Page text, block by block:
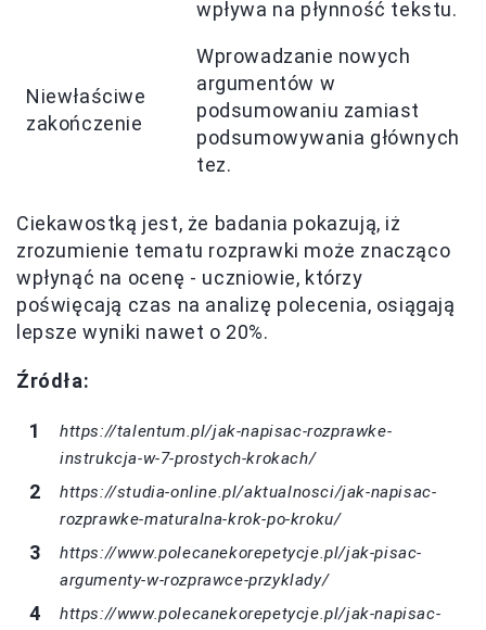
wpływa na płynność tekstu.
Niewłaściwe
zakończenie
Wprowadzanie nowych
argumentów w
podsumowaniu zamiast
podsumowywania głównych
tez.
Ciekawostką jest, że badania pokazują, iż
zrozumienie tematu rozprawki może znacząco
wpłynąć na ocenę - uczniowie, którzy
poświęcają czas na analizę polecenia, osiągają
lepsze wyniki nawet o 20%.
Źródła:
https://talentum.pl/jak-napisac-rozprawke-
instrukcja-w-7-prostych-krokach/
https://studia-online.pl/aktualnosci/jak-napisac-
rozprawke-maturalna-krok-po-kroku/
https://www.polecanekorepetycje.pl/jak-pisac-
argumenty-w-rozprawce-przyklady/
https://www.polecanekorepetycje.pl/jak-napisac-